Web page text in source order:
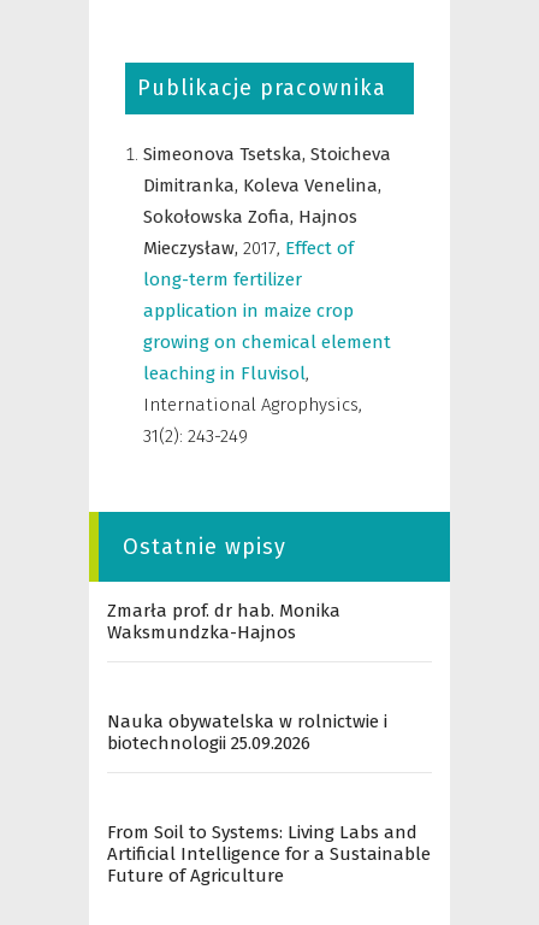
Publikacje pracownika
Simeonova Tsetska, Stoicheva
Dimitranka, Koleva Venelina,
Sokołowska Zofia, Hajnos
Mieczysław, 2017, Effect of
long-term fertilizer
application in maize crop
growing on chemical element
leaching in Fluvisol,
International Agrophysics,
31(2): 243-249
Ostatnie wpisy
Zmarła prof. dr hab. Monika
Waksmundzka-Hajnos
Nauka obywatelska w rolnictwie i
biotechnologii 25.09.2026
From Soil to Systems: Living Labs and
Artificial Intelligence for a Sustainable
Future of Agriculture